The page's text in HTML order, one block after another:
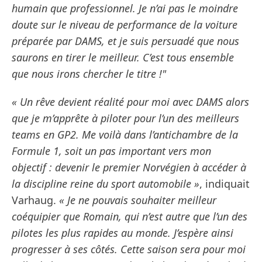
humain que professionnel. Je n’ai pas le moindre
doute sur le niveau de performance de la voiture
préparée par DAMS, et je suis persuadé que nous
saurons en tirer le meilleur. C’est tous ensemble
que nous irons chercher le titre !"
« Un rêve devient réalité pour moi avec DAMS alors
que je m’apprête à piloter pour l’un des meilleurs
teams en GP2. Me voilà dans l’antichambre de la
Formule 1, soit un pas important vers mon
objectif : devenir le premier Norvégien à accéder à
la discipline reine du sport automobile », indiquait
Varhaug. « Je ne pouvais souhaiter meilleur
coéquipier que Romain, qui n’est autre que l’un des
pilotes les plus rapides au monde. J’espère ainsi
progresser à ses côtés. Cette saison sera pour moi